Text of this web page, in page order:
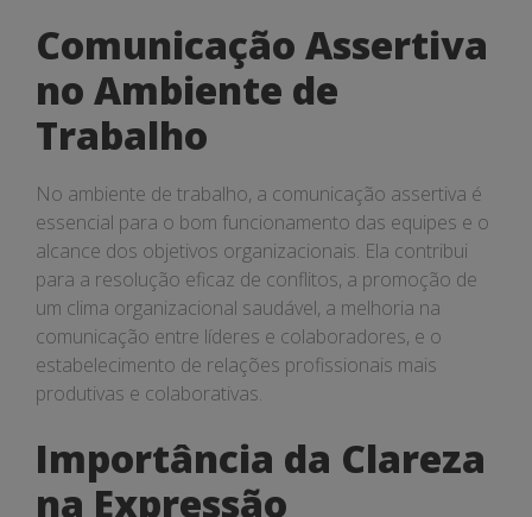
Comunicação Assertiva
no Ambiente de
Trabalho
No ambiente de trabalho, a comunicação assertiva é
essencial para o bom funcionamento das equipes e o
alcance dos objetivos organizacionais. Ela contribui
para a resolução eficaz de conflitos, a promoção de
um clima organizacional saudável, a melhoria na
comunicação entre líderes e colaboradores, e o
estabelecimento de relações profissionais mais
produtivas e colaborativas.
Importância da Clareza
na Expressão